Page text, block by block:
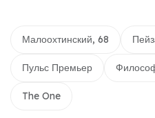
Малоохтинский, 68
Пульс Премьер
The One